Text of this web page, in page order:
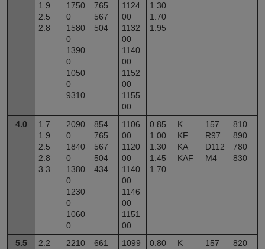
1.9
2.5
2.8
1750
0
1580
0
1390
0
1050
0
9310
765
567
504
1124
00
1132
00
1140
00
1152
00
1155
00
1.30
1.70
1.95
4.0
1.7
1.9
2.5
2.8
3.3
2090
0
1840
0
1380
0
1230
0
1060
0
854
765
567
504
434
1106
00
1120
00
1140
00
1146
00
1151
00
0.85
1.00
1.30
1.45
1.70
K
KF
KA
KAF
157
R97
D112
M4
810
890
780
830
5.5
2.2
2210
661
1099
0.80
K
157
820